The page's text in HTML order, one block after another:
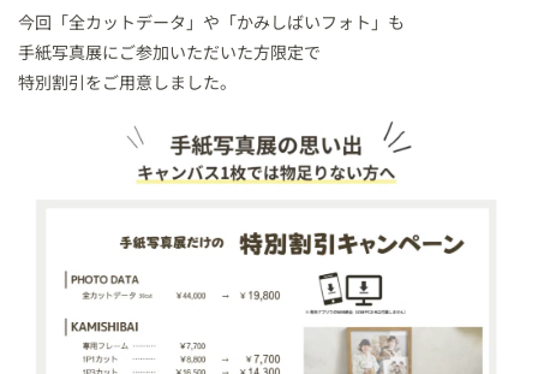
今回「全カットデータ」や「かみしばいフォト」も
手紙写真展にご参加いただいた方限定で
特別割引をご用意しました。